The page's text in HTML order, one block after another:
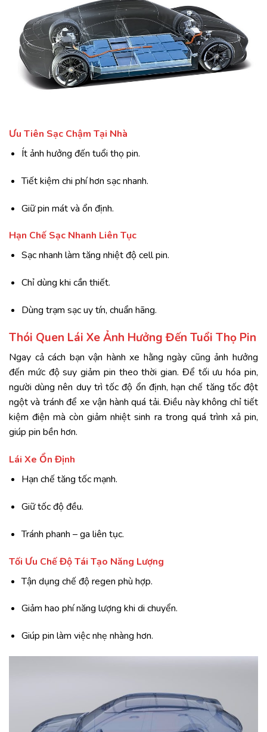
Ưu Tiên Sạc Chậm Tại Nhà
Ít ảnh hưởng đến tuổi thọ pin.
Tiết kiệm chi phí hơn sạc nhanh.
Giữ pin mát và ổn định.
Hạn Chế Sạc Nhanh Liên Tục
Sạc nhanh làm tăng nhiệt độ cell pin.
Chỉ dùng khi cần thiết.
Dùng trạm sạc uy tín, chuẩn hãng.
Thói Quen Lái Xe Ảnh Hưởng Đến Tuổi Thọ Pin
Ngay cả cách bạn vận hành xe hằng ngày cũng ảnh hưởng
đến mức độ suy giảm pin theo thời gian. Để tối ưu hóa pin,
người dùng nên duy trì tốc độ ổn định, hạn chế tăng tốc đột
ngột và tránh để xe vận hành quá tải. Điều này không chỉ tiết
kiệm điện mà còn giảm nhiệt sinh ra trong quá trình xả pin,
giúp pin bền hơn.
Lái Xe Ổn Định
Hạn chế tăng tốc mạnh.
Giữ tốc độ đều.
Tránh phanh – ga liên tục.
Tối Ưu Chế Độ Tái Tạo Năng Lượng
Tận dụng chế độ regen phù hợp.
Giảm hao phí năng lượng khi di chuyển.
Giúp pin làm việc nhẹ nhàng hơn.